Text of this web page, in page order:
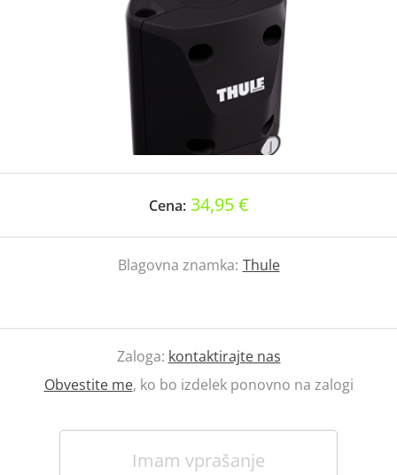
Cena: 34,95 €
Blagovna znamka: Thule
Zaloga: kontaktirajte nas
Obvestite me, ko bo izdelek ponovno na zalogi
Imam vprašanje